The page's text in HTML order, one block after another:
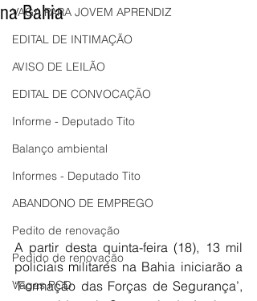
VAGA PARA JOVEM APRENDIZ
EDITAL DE INTIMAÇÃO
AVISO DE LEILÃO
EDITAL DE CONVOCAÇÃO
Informe - Deputado Tito
Balanço ambiental
Informes - Deputado Tito
ABANDONO DE EMPREGO
Pedito de renovação
Pedido de renovação
Vagas PCD
na Bahia
A partir desta quinta-feira (18), 13 mil
policiais militares na Bahia iniciarão a
‘Formação das Forças de Segurança’,